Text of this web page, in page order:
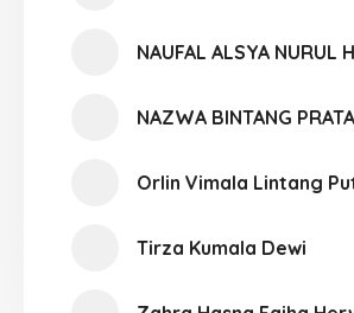
NAUFAL ALSYA NURUL
NAZWA BINTANG
Orlin Vimala Lintang
Tirza Kumala Dewi